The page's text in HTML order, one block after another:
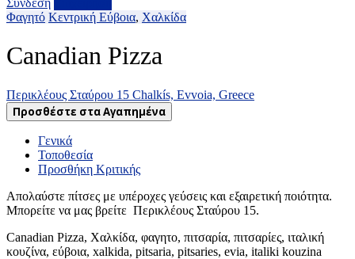
Σύνδεση
Φαγητό Κεντρική Εύβοια, Χαλκίδα
Canadian Pizza
Περικλέους Σταύρου 15 Chalkís, Evvoia, Greece
Προσθέστε στα Αγαπημένα
Γενικά
Τοποθεσία
Προσθήκη Κριτικής
Απολαύστε πίτσες με υπέροχες γεύσεις και εξαιρετική ποιότητα.
Μπορείτε να μας βρείτε Περικλέους Σταύρου 15.
Canadian Pizza, Χαλκίδα, φαγητο, πιτσαρία, πιτσαρίες, ιταλική
κουζίνα, εύβοια, xalkida, pitsaria, pitsaries, evia, italiki kouzina